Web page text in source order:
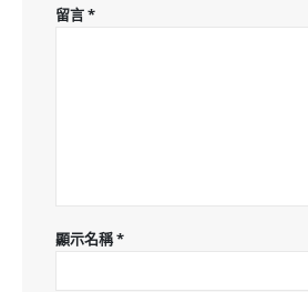
留言*
顯示名稱*